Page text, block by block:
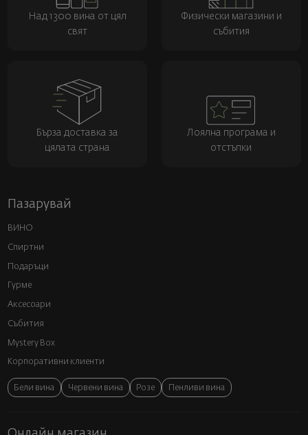
Над 1300 вина от цял
свят
Физически магазини и
събития
Бърза доставка за
цялата страна
Лоялна програма и
отстъпки
Пазарувай
ВИНО
Спиртни
Подаръци
Гурме
Аксесоари
Събития
Mystery Box
Корпоративни клиенти
Бели вина Червени вина Розе Пенливи вина